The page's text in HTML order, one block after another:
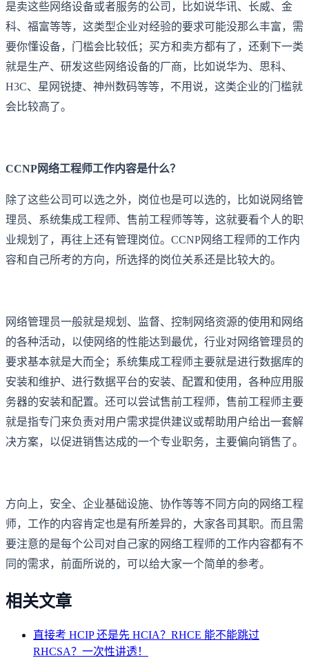
是卖这些网络设备或者服务的公司，比如说华讯、长威、金
科、福富等等，这类型企业对经验的要求可能没那么丰富，需
要你懂设备，门槛会比较低；买方和卖方都有了，还剩下一类
就是生产、研发这些网络设备的厂商，比如说华为、思科、
H3C、星网锐捷、神州数码等等，不用说，这类企业的门槛就
会比较高了。
CCNP网络工程师工作内容是什么？
除了这些公司可以选之外，岗位也是可以选的，比如说网络管
理员、系统集成工程师、售前工程师等等，这就要看个人的职
业规划了，再往上还有管理岗位。CCNP网络工程师的工作内
容和自己所考的方向，所选择的岗位关系还是比较大的。
网络管理员一般就是规划、监督、控制网络资源的使用和网络
的各种活动，以使网络的性能达到最优，行业对网络管理员的
要求基本就是大而全；系统集成工程师主要就是进行数据库的
安装和维护、进行数据平台的安装、配置和使用，各种应用服
务器的安装和配置。还可以尝试售前工程师，售前工程师主要
就是指专门来负责对用户需求提供建议或帮助用户给出一套解
决方案，以促进销售达成的一个专业职务，主要偏向销售了。
方向上，安全、企业基础设施、协作等等不同方向的网络工程
师，工作的内容肯定也是有所差异的，大家各司其职。而且需
要注意的是每个公司对自己家的网络工程师的工作内容都有不
同的需求，前面所说的，可以给大家一个简单的参考。
相关文章
直接考 HCIP 还是先 HCIA？RHCE 能不能跳过
RHCSA？一次性讲透！